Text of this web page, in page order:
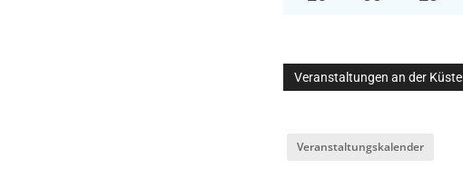
Veranstaltungen an der Küste
Veranstaltungskalender